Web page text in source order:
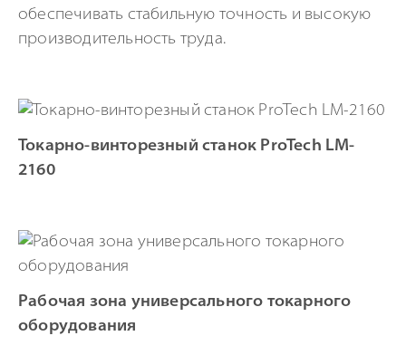
обеспечивать стабильную точность и высокую
производительность труда.
Токарно-винторезный станок ProTech LM-
2160
Рабочая зона универсального токарного
оборудования